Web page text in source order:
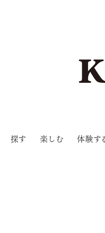
探す 楽しむ 体験す